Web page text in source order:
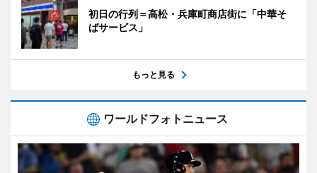
初日の行列＝高松・兵庫町商店街に「中華そ
ばサービス」
もっと見る
ワールドフォトニュース